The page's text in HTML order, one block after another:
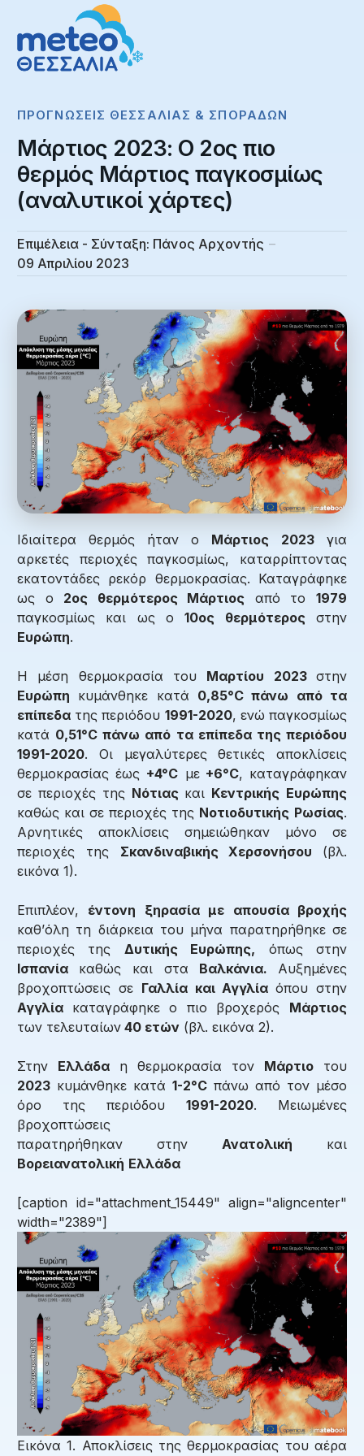
ΠΡΟΓΝΏΣΕΙΣ ΘΕΣΣΑΛΊΑΣ & ΣΠΟΡΆΔΩΝ
Μάρτιος 2023: Ο 2ος πιο
θερμός Μάρτιος παγκοσμίως
(αναλυτικοί χάρτες)
Επιμέλεια - Σύνταξη: Πάνος Αρχοντής
09 Απριλίου 2023
Ιδιαίτερα θερμός ήταν ο Μάρτιος 2023 για
αρκετές περιοχές παγκοσμίως, καταρρίπτοντας
εκατοντάδες ρεκόρ θερμοκρασίας. Καταγράφηκε
ως ο 2ος θερμότερος Μάρτιος από το1979
παγκοσμίως και ως ο10ος θερμότεροςστην
Ευρώπη.
Η μέση θερμοκρασία του Μαρτίου 2023στην
Ευρώπη κυμάνθηκε κατά 0,85°C πάνω από τα
επίπεδα της περιόδου 1991-2020, ενώ παγκοσμίως
κατά 0,51°C πάνω από τα επίπεδα της περιόδου
1991-2020. Οι μεγαλύτερες θετικές αποκλίσεις
θερμοκρασίας έως +4°C με+6°C, καταγράφηκαν
σε περιοχές της Νότιαςκαι Κεντρικής Ευρώπης
καθώς και σε περιοχές της Νοτιοδυτικής Ρωσίας.
Αρνητικές αποκλίσεις σημειώθηκαν μόνο σε
περιοχές της Σκανδιναβικής Χερσονήσου (βλ.
εικόνα 1).
Επιπλέον, έντονη ξηρασία με απουσία βροχής
καθ’όλη τη διάρκεια του μήνα παρατηρήθηκε σε
περιοχές της Δυτικής Ευρώπης, όπως στην
Ισπανία καθώς και στα Βαλκάνια. Αυξημένες
βροχοπτώσεις σε Γαλλία και Αγγλίαόπου στην
Αγγλία καταγράφηκε ο πιο βροχερός Μάρτιος
των τελευταίων 40 ετών (βλ. εικόνα 2).
Στην Ελλάδα η θερμοκρασία τον Μάρτιο του
2023 κυμάνθηκε κατά 1-2°C πάνω από τον μέσο
όρο της περιόδου 1991-2020. Μειωμένες
βροχοπτώσεις
παρατηρήθηκαν στην Ανατολική και
Βορειανατολική Ελλάδα
[caption id="attachment_15449" align="aligncenter"
width="2389"]
Εικόνα 1. Αποκλίσεις της θερμοκρασίας του αέρα